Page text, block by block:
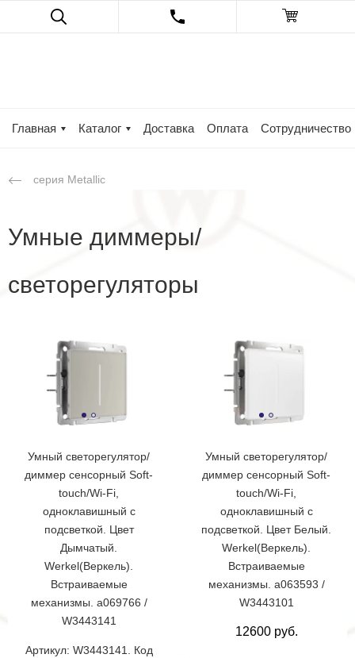
Главная Каталог Доставка Оплата Сотрудничество
серия Metallic
Умные диммеры/
светорегуляторы
Умный светорегулятор/
диммер сенсорный Soft-
touch/Wi-Fi,
одноклавишный с
подсветкой. Цвет
Дымчатый.
Werkel(Веркель).
Встраиваемые
механизмы. a069766 /
W3443141
Артикул: W3443141. Код
Умный светорегулятор/
диммер сенсорный Soft-
touch/Wi-Fi,
одноклавишный с
подсветкой. Цвет Белый.
Werkel(Веркель).
Встраиваемые
механизмы. a063593 /
W3443101
12600 руб.